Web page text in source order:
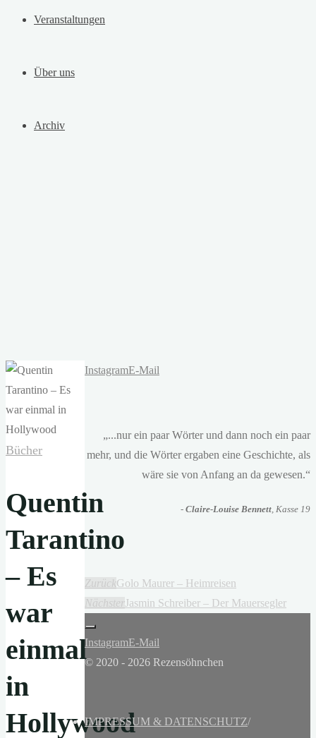
Veranstaltungen
Über uns
Archiv
Bücher
Quentin
Tarantino
– Es
war
einmal
in
Hollywood
InstagramE-Mail
„...nur ein paar Wörter und dann noch ein paar
mehr, und die Wörter ergaben eine Geschichte, als
wäre sie von Anfang an da gewesen.“
- Claire-Louise Bennett, Kasse 19
ZurückGolo Maurer – Heimreisen
NächsterJasmin Schreiber – Der Mauersegler
InstagramE-Mail
© 2020 - 2026 Rezensöhnchen
IMPRESSUM & DATENSCHUTZ/